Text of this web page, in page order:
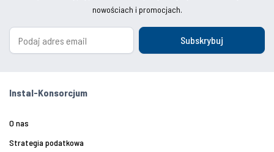
nowościach i promocjach.
Subskrybuj
Instal-Konsorcjum
O nas
Strategia podatkowa